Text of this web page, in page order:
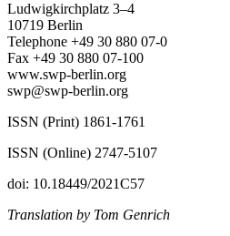
Ludwigkirchplatz 3–4
10719 Berlin
Telephone +49 30 880 07-0
Fax +49 30 880 07-100
www.swp-berlin.org
swp@swp-berlin.org
ISSN (Print) 1861-1761
ISSN (Online) 2747-5107
doi: 10.18449/2021C57
Translation by Tom Genrich